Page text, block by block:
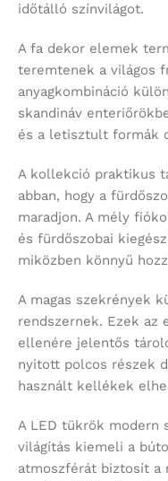
időtálló színvilágot.
A fa dekor elemek
teremtenek a világos
anyagkombináció
skandináv
és a letisztult formák
A kollekció praktikus
abban, hogy a
maradjon. A mély
és fürdőszobai
miközben könnyű
A magas szekrények
rendszernek. Ezek az
ellenére jelentős
nyitott polcos részek
használt kellékek
A LED tükrök modern
világítás kiemeli a
atmoszférát biztosít a